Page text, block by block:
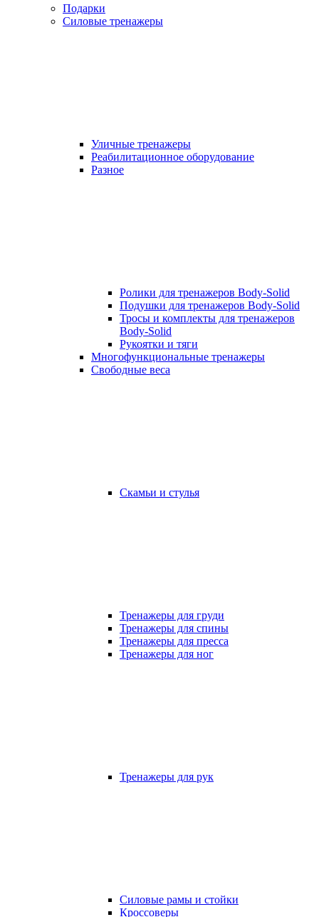
Подарки
Силовые тренажеры
Уличные тренажеры
Реабилитационное оборудование
Разное
Ролики для тренажеров Body-Solid
Подушки для тренажеров Body-Solid
Тросы и комплекты для тренажеров
Body-Solid
Рукоятки и тяги
Многофункциональные тренажеры
Свободные веса
Скамьи и стулья
Тренажеры для груди
Тренажеры для спины
Тренажеры для пресса
Тренажеры для ног
Тренажеры для рук
Силовые рамы и стойки
Кроссоверы